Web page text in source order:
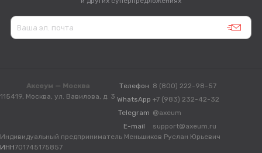
Аксеум — Москва
115419, Москва, ул. Вавилова, д. 3
Телефон 8 (800) 222-98-57
WhatsApp +7 (983) 232-42-32
Telegram @axeum
E-mail
support@axeum.ru
Индивидуальный предприниматель Меньшиков Руслан Юрьевич
ИНН701745175857